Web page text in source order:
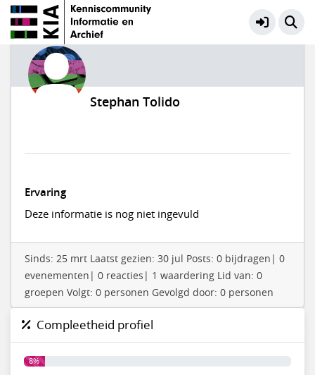
Stephan Tolido
Ervaring
Deze informatie is nog niet ingevuld
Sinds: 25 mrt Laatst gezien: 30 jul Posts: 0 bijdragen| 0
evenementen| 0 reacties| 1 waardering Lid van: 0
groepen Volgt: 0 personen Gevolgd door: 0 personen
Compleetheid profiel
8%